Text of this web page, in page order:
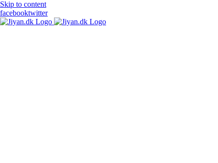
Skip to content
facebooktwitter